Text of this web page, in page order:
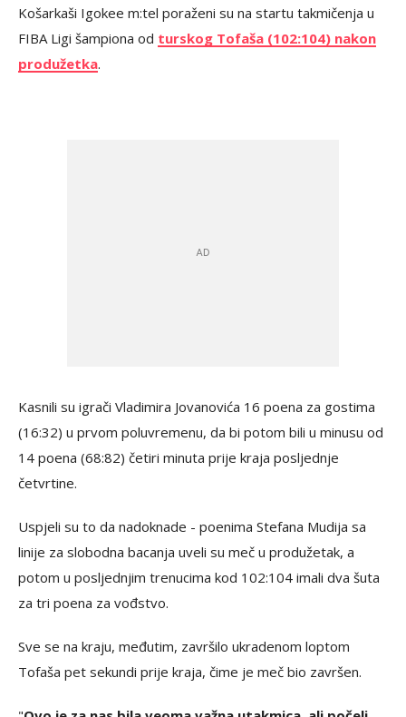
Košarkaši Igokee m:tel poraženi su na startu takmičenja u
FIBA Ligi šampiona od turskog Tofaša (102:104) nakon
produžetka.
Kasnili su igrači Vladimira Jovanovića 16 poena za gostima
(16:32) u prvom poluvremenu, da bi potom bili u minusu od
14 poena (68:82) četiri minuta prije kraja posljednje
četvrtine.
Uspjeli su to da nadoknade - poenima Stefana Mudija sa
linije za slobodna bacanja uveli su meč u produžetak, a
potom u posljednjim trenucima kod 102:104 imali dva šuta
za tri poena za vođstvo.
Sve se na kraju, međutim, završilo ukradenom loptom
Tofaša pet sekundi prije kraja, čime je meč bio završen.